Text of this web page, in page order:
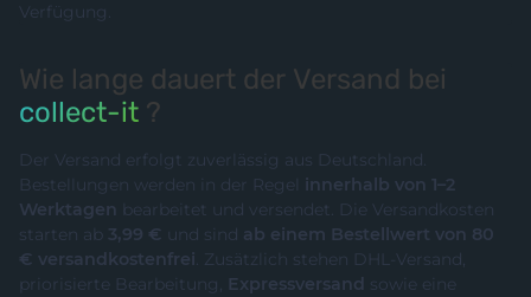
Verfügung.
Wie lange dauert der Versand bei
collect-it ?
Der Versand erfolgt zuverlässig aus Deutschland.
Bestellungen werden in der Regel innerhalb von 1–2
Werktagen bearbeitet und versendet. Die Versandkosten
starten ab 3,99 € und sind ab einem Bestellwert von 80
€ versandkostenfrei. Zusätzlich stehen DHL-Versand,
priorisierte Bearbeitung, Expressversand sowie eine